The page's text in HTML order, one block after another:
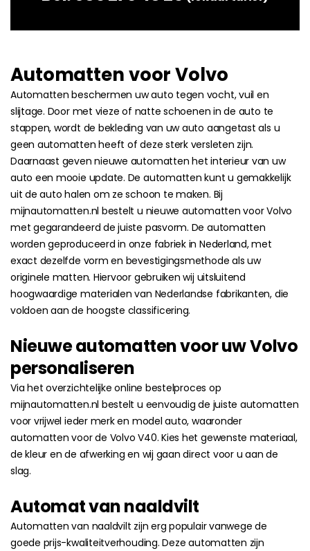
Automatten voor Volvo
Automatten beschermen uw auto tegen vocht, vuil en
slijtage. Door met vieze of natte schoenen in de auto te
stappen, wordt de bekleding van uw auto aangetast als u
geen automatten heeft of deze sterk versleten zijn.
Daarnaast geven nieuwe automatten het interieur van uw
auto een mooie update. De automatten kunt u gemakkelijk
uit de auto halen om ze schoon te maken. Bij
mijnautomatten.nl bestelt u nieuwe automatten voor Volvo
met gegarandeerd de juiste pasvorm. De automatten
worden geproduceerd in onze fabriek in Nederland, met
exact dezelfde vorm en bevestigingsmethode als uw
originele matten. Hiervoor gebruiken wij uitsluitend
hoogwaardige materialen van Nederlandse fabrikanten, die
voldoen aan de hoogste classificering.
Nieuwe automatten voor uw Volvo
personaliseren
Via het overzichtelijke online bestelproces op
mijnautomatten.nl bestelt u eenvoudig de juiste automatten
voor vrijwel ieder merk en model auto, waaronder
automatten voor de Volvo V40. Kies het gewenste materiaal,
de kleur en de afwerking en wij gaan direct voor u aan de
slag.
Automat van naaldvilt
Automatten van naaldvilt zijn erg populair vanwege de
goede prijs-kwaliteitverhouding. Deze automatten zijn